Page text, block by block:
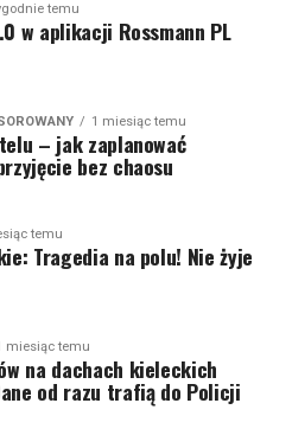
temu
w aplikacji Rossmann PL
1 miesiąc temu
– jak zaplanować
bez chaosu
temu
Tragedia na polu! Nie żyje
miesiąc temu
na dachach kieleckich
od razu trafią do Policji